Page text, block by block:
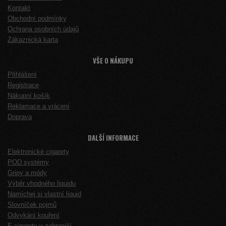
Kontakt
Obchodní podmínky
Ochrana osobních údajů
Zákaznická karta
VŠE O NÁKUPU
Přihlášení
Registrace
Nákupní košík
Reklamace a vrácení
Doprava
DALŠÍ INFORMACE
Elektronické cigarety
POD systémy
Gripy a módy
Výběr vhodného liquidu
Namíchej si vlastní liquid
Slovníček pojmů
Odvykání kouření